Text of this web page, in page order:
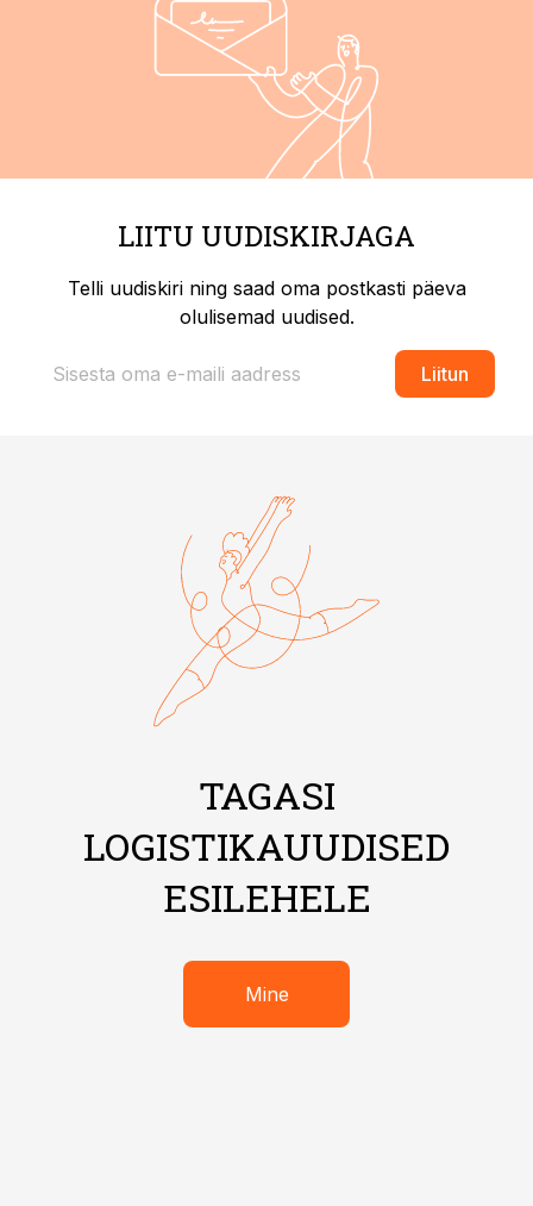
LIITU UUDISKIRJAGA
Telli uudiskiri ning saad oma postkasti päeva
olulisemad uudised.
Liitun
TAGASI
LOGISTIKAUUDISED
ESILEHELE
Mine